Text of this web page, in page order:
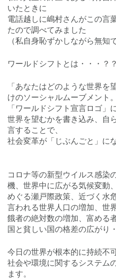
いたときに
電話越しに嶋村さんがこの言
たので調べてみました
（私自身恥ずかしながら無知
ワールドシフトとは・・・？？
「あなたはどのような世界
けのソーシャルムーブメント。
「ワールドシフト宣言ロゴ」
世界を望むかを書き込み、自
言することで、
社会変革が「じぶんごと」に
コロナ等の新型ウイルス感染
機、世界中に広がる気候変動
めぐる瀬戸際政策、近づく水
言われる世界人口の増加、世
餓者の絶対数の増加、富める
国と貧しい国の格差の広がり
今日の世界が根本的に持続不
社会や環境に関するシステム
ます。